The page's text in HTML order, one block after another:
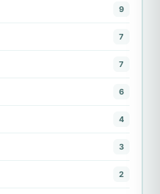
9
7
7
6
4
3
2